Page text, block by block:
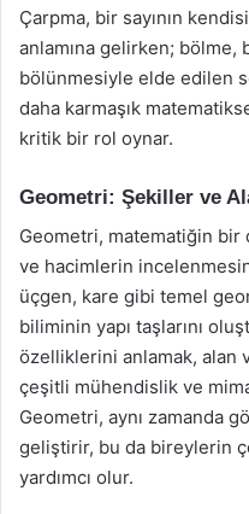
Çarpma, bir sayının
anlamına gelirken; bölme,
bölünmesiyle elde edilen
daha karmaşık
kritik bir rol oynar.
Geometri: Şekiller ve
Geometri, matematiğin bir
ve hacimlerin
üçgen, kare gibi temel
biliminin yapı taşlarını
özelliklerini anlamak, alan
çeşitli mühendislik ve
Geometri, aynı zamanda
geliştirir, bu da bireylerin
yardımcı olur.